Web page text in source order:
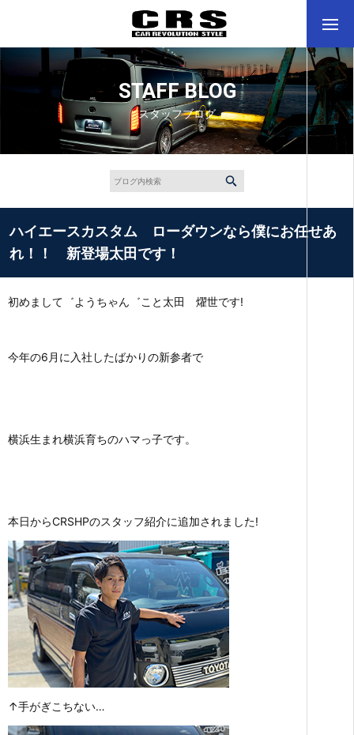
STAFF BLOG
スタッフブログ
ハイエースカスタム ローダウンなら僕にお任せあ
れ！！ 新登場太田です！
初めまして゛ようちゃん゛こと太田 燿世です!
今年の6月に入社したばかりの新参者で
横浜生まれ横浜育ちのハマっ子です。
本日からCRSHPのスタッフ紹介に追加されました!
↑手がぎこちない…